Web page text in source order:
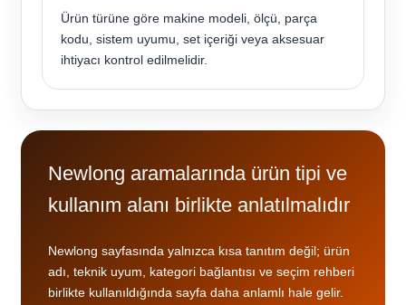
Ürün türüne göre makine modeli, ölçü, parça
kodu, sistem uyumu, set içeriği veya aksesuar
ihtiyacı kontrol edilmelidir.
Newlong aramalarında ürün tipi ve
kullanım alanı birlikte anlatılmalıdır
Newlong sayfasında yalnızca kısa tanıtım değil; ürün
adı, teknik uyum, kategori bağlantısı ve seçim rehberi
birlikte kullanıldığında sayfa daha anlamlı hale gelir.